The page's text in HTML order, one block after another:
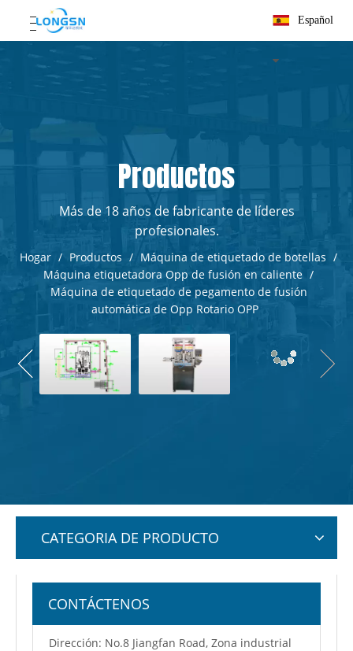
Español
Productos
Más de 18 años de fabricante de líderes
profesionales.
Hogar / Productos / Máquina de etiquetado de botellas /
Máquina etiquetadora Opp de fusión en caliente /
Máquina de etiquetado de pegamento de fusión
automática de Opp Rotario OPP
CATEGORIA DE PRODUCTO
CONTÁCTENOS
Dirección: No.8 Jiangfan Road, Zona industrial